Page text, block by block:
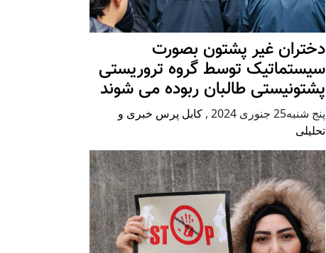
دختران غیر پشتون بصورت
سیستماتیک توسط گروه تروریستی
پشتونیستی طالبان ربوده می شوند
پنج شنبه25 جنوری 2024 , کابل پرس خبری و
تحلیلی